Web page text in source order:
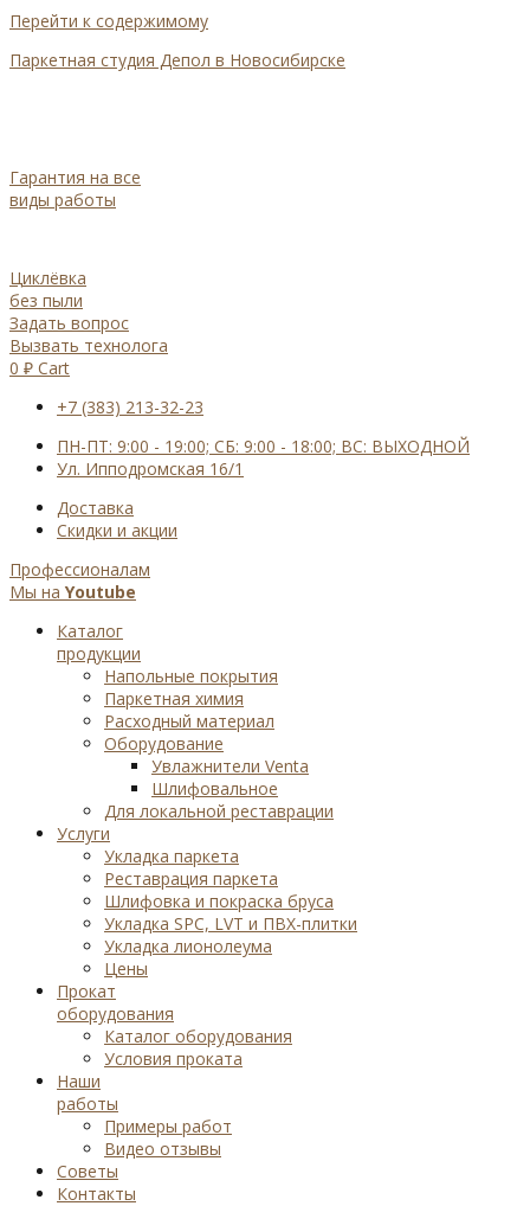
Перейти к содержимому
Паркетная студия Депол в Новосибирске
Гарантия на все
виды работы
Циклёвка
без пыли
Задать вопрос
Вызвать технолога
0 ₽ Cart
+7 (383) 213-32-23
ПН-ПТ: 9:00 - 19:00; СБ: 9:00 - 18:00; ВС: ВЫХОДНОЙ
Ул. Ипподромская 16/1
Доставка
Cкидки и акции
Профессионалам
Мы на Youtube
Каталог
продукции
Напольные покрытия
Паркетная химия
Расходный материал
Оборудование
Увлажнители Venta
Шлифовальное
Для локальной реставрации
Услуги
Укладка паркета
Реставрация паркета
Шлифовка и покраска бруса
Укладка SPC, LVT и ПВХ-плитки
Укладка лионолеума
Цены
Прокат
оборудования
Каталог оборудования
Условия проката
Наши
работы
Примеры работ
Видео отзывы
Советы
Контакты